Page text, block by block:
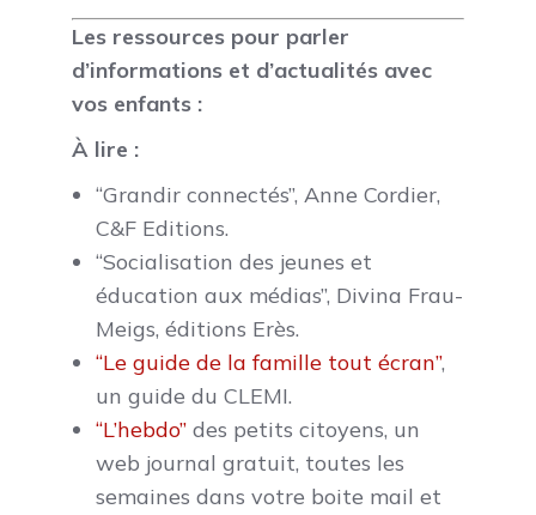
Les ressources pour parler
d’informations et d’actualités avec
vos enfants :
À lire :
“Grandir connectés”, Anne Cordier,
C&F Editions.
“Socialisation des jeunes et
éducation aux médias”, Divina Frau-
Meigs, éditions Erès.
“Le guide de la famille tout écran”,
un guide du CLEMI.
“L’hebdo” des petits citoyens, un
web journal gratuit, toutes les
semaines dans votre boite mail et